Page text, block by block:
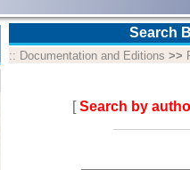
Search
:: Documentation and Editions >>
[Search by